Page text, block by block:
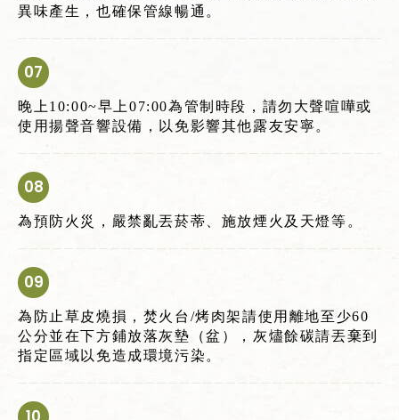
異味產生，也確保管線暢通。
晚上10:00~早上07:00為管制時段，請勿大聲喧嘩或
使用揚聲音響設備，以免影響其他露友安寧。
為預防火災，嚴禁亂丟菸蒂、施放煙火及天燈等。
為防止草皮燒損，焚火台/烤肉架請使用離地至少60
公分並在下方鋪放落灰墊（盆），灰燼餘碳請丟棄到
指定區域以免造成環境污染。